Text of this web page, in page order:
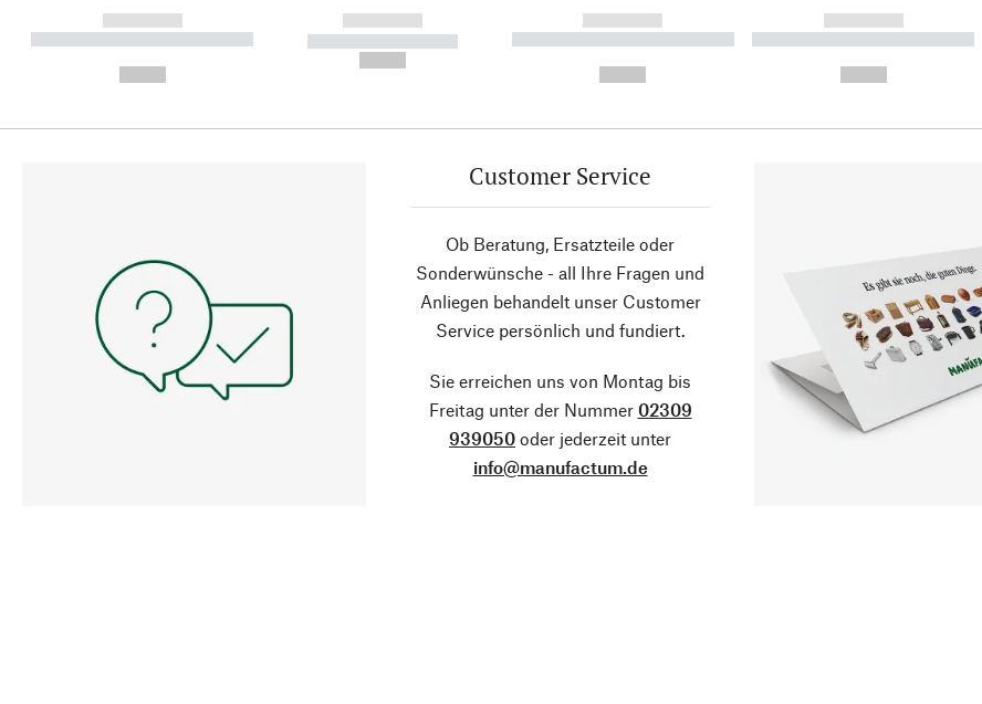
------------
----------- ----------- ----------
------------
----------- -----------
------------
----------- ----------- ----------
------------
----------- ----------- ----------
Customer Service
Ob Beratung, Ersatzteile oder
Sonderwünsche - all Ihre Fragen und
Anliegen behandelt unser Customer
Service persönlich und fundiert.
Sie erreichen uns von Montag bis
Freitag unter der Nummer 02309
939050 oder jederzeit unter
info@manufactum.de